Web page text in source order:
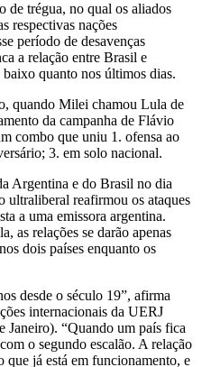
de trégua, no qual os aliados
respectivas nações
período de desavenças
a relação entre Brasil e
quanto nos últimos dias.
quando Milei chamou Lula de
da campanha de Flávio
combo que uniu 1. ofensa ao
3. em solo nacional.
Argentina e do Brasil no dia
ultraliberal reafirmou os ataques
a uma emissora argentina.
as relações se darão apenas
dois países enquanto os
desde o século 19”, afirma
internacionais da UERJ
Janeiro). “Quando um país fica
o segundo escalão. A relação
que já está em funcionamento, e